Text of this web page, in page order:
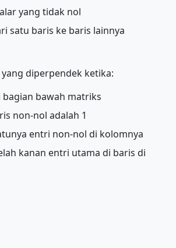
yang tidak nol
satu baris ke baris lainnya
diperpendek ketika:
bawah matriks
non-nol adalah 1
entri non-nol di kolomnya
kanan entri utama di baris di